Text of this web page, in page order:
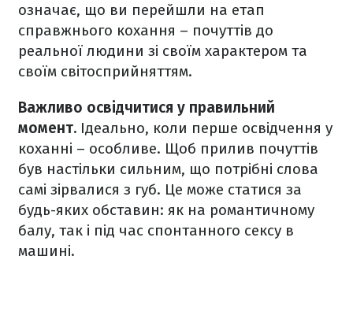
означає, що ви перейшли на етап
справжнього кохання – почуттів до
реальної людини зі своїм характером та
своїм світосприйняттям.
Важливо освідчитися у правильний
момент. Ідеально, коли перше освідчення у
коханні – особливе. Щоб прилив почуттів
був настільки сильним, що потрібні слова
самі зірвалися з губ. Це може статися за
будь-яких обставин: як на романтичному
балу, так і під час спонтанного сексу в
машині.